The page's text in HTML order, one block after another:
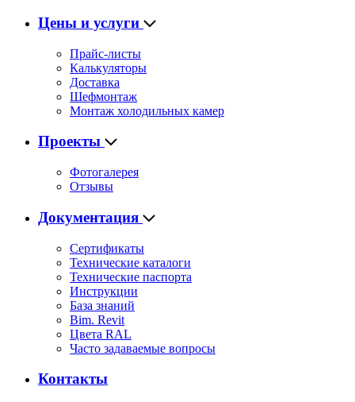
Цены и услуги
Прайс-листы
Калькуляторы
Доставка
Шефмонтаж
Монтаж холодильных камер
Проекты
Фотогалерея
Отзывы
Документация
Сертификаты
Технические каталоги
Технические паспорта
Инструкции
База знаний
Bim. Revit
Цвета RAL
Часто задаваемые вопросы
Контакты